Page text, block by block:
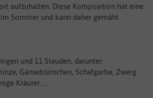
aufzuhalten. Diese Komposition hat eine
Sommer und kann daher gemäht
und 11 Stauden, darunter:
Gänseblümchen, Schafgarbe, Zwerg
Kräuter.....